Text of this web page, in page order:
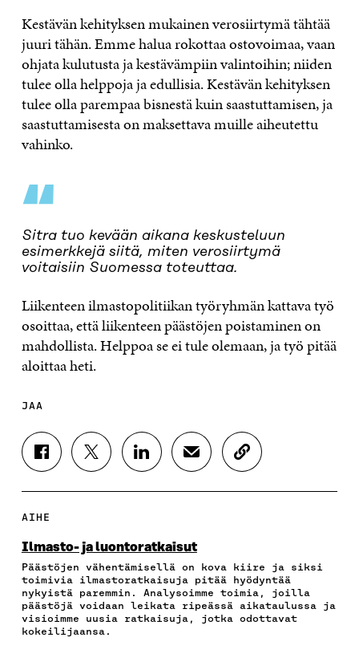
Kestävän kehityksen mukainen verosiirtymä tähtää
juuri tähän. Emme halua rokottaa ostovoimaa, vaan
ohjata kulutusta ja kestävämpiin valintoihin; niiden
tulee olla helppoja ja edullisia. Kestävän kehityksen
tulee olla parempaa bisnestä kuin saastuttamisen, ja
saastuttamisesta on maksettava muille aiheutettu
vahinko.
“
Sitra tuo kevään aikana keskusteluun
esimerkkejä siitä, miten verosiirtymä
voitaisiin Suomessa toteuttaa.
Liikenteen ilmastopolitiikan työryhmän kattava työ
osoittaa, että liikenteen päästöjen poistaminen on
mahdollista. Helppoa se ei tule olemaan, ja työ pitää
aloittaa heti.
JAA
J
A
A
E
O
O
K
I
S
J
A
T
E
R
I
S
S
J
A
K
D
I
N
I
J
A
K
P
O
S
K
O
T
I
K
K
AIHE
Ilmasto- ja luontoratkaisut
Päästöjen vähentämisellä on kova kiire ja siksi
toimivia ilmastoratkaisuja pitää hyödyntää
nykyistä paremmin. Analysoimme toimia, joilla
päästöjä voidaan leikata ripeässä aikataulussa ja
visioimme uusia ratkaisuja, jotka odottavat
kokeilijaansa.